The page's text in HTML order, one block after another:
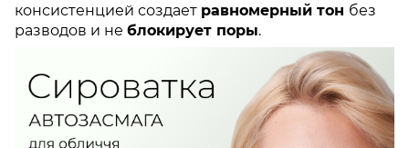
консистенцией создает равномерный тон без
разводов и не блокирует поры.